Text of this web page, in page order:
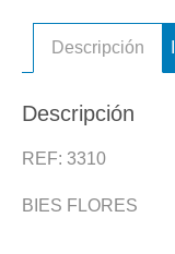
Descripción
Descripción
REF: 3310
BIES FLORES